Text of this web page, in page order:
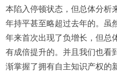
本陷入停顿状态，但总体分析
年持平甚至略超过去年的。虽
年来首次出现了负增长，但总
有成倍提升的。并且我们也看
渐掌握了拥有自主知识产权的